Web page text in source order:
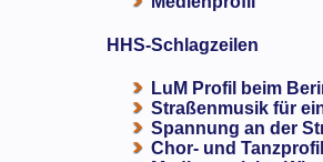
HHS-Schlagzeilen
LuM Profil beim
Straßenmusik für
Spannung an der
Chor- und